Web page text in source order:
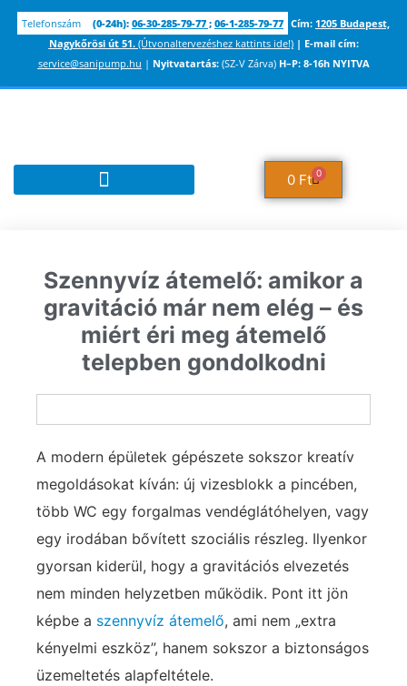
Telefonszám (0-24h): 06-30-285-79-77 ; 06-1-285-79-77 Cím: 1205 Budapest,
Nagykőrösi út 51.(Útvonaltervezéshez kattints ide!) | E-mail cím:
service@sanipump.hu | Nyitvatartás:(SZ-V Zárva) H–P: 8-16h NYITVA
0 Ft 0
Szennyvíz átemelő: amikor a
gravitáció már nem elég – és
miért éri meg átemelő
telepben gondolkodni
A modern épületek gépészete sokszor kreatív
megoldásokat kíván: új vizesblokk a pincében,
több WC egy forgalmas vendéglátóhelyen, vagy
egy irodában bővített szociális részleg. Ilyenkor
gyorsan kiderül, hogy a gravitációs elvezetés
nem minden helyzetben működik. Pont itt jön
képbe a szennyvíz átemelő, ami nem „extra
kényelmi eszköz”, hanem sokszor a biztonságos
üzemeltetés alapfeltétele.